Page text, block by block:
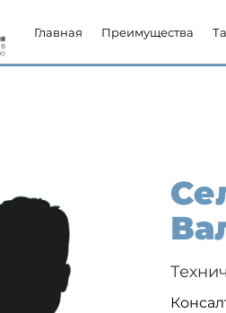
Главная Преимущества